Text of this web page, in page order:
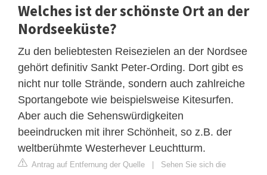
Welches ist der schönste Ort an der
Nordseeküste?
Zu den beliebtesten Reisezielen an der Nordsee
gehört definitiv Sankt Peter-Ording. Dort gibt es
nicht nur tolle Strände, sondern auch zahlreiche
Sportangebote wie beispielsweise Kitesurfen.
Aber auch die Sehenswürdigkeiten
beeindrucken mit ihrer Schönheit, so z.B. der
weltberühmte Westerhever Leuchtturm.
Antrag auf Entfernung der Quelle | Sehen Sie sich die